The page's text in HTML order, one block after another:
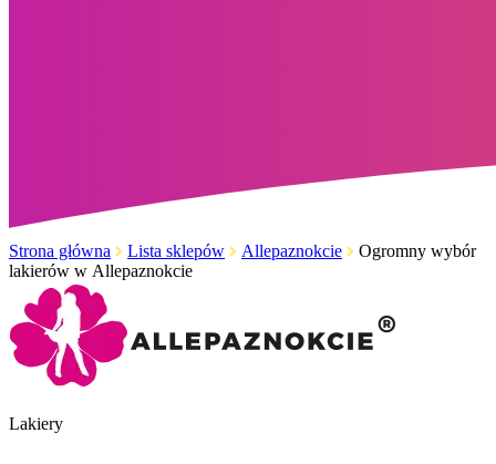
Strona główna Lista sklepów Allepaznokcie
Ogromny wybór
lakierów w Allepaznokcie
Lakiery